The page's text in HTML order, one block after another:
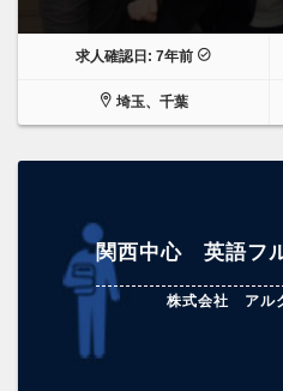
求人確認日: 7年前
埼玉、千葉
関西中心 英語フ
株式会社 アル